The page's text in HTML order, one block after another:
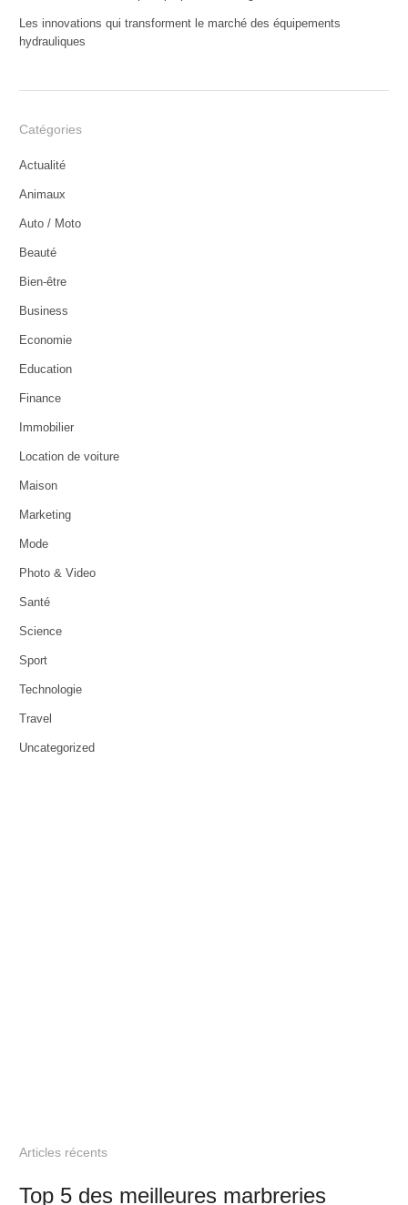
Les innovations qui transforment le marché des équipements
hydrauliques
Catégories
Actualité
Animaux
Auto / Moto
Beauté
Bien-être
Business
Economie
Education
Finance
Immobilier
Location de voiture
Maison
Marketing
Mode
Photo & Video
Santé
Science
Sport
Technologie
Travel
Uncategorized
Articles récents
Top 5 des meilleures marbreries